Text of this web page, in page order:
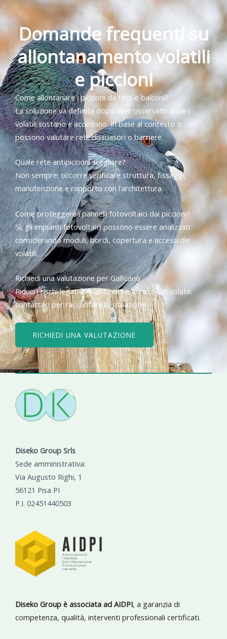
Domande frequenti su
allontanamento volatili
e piccioni
Come allontanare i piccioni da tetti e balconi?
La soluzione va definita dopo aver osservato dove i
volatili sostano e accedono. In base al contesto si
possono valutare reti, dissuasori o barriere.
Quale rete antipiccioni scegliere?
Non sempre: occorre verificare struttura, fissaggi,
manutenzione e rapporto con l’architettura.
Come proteggere i pannelli fotovoltaici dai piccioni?
Sì, gli impianti fotovoltaici possono essere analizzati
considerando moduli, bordi, copertura e accessi dei
volatili.
Richiedi una valutazione per Gallicano
Riduci i rischi legati a guano, nidi e accessi dei volatili:
contattaci per raccontare la situazione.
RICHIEDI UNA VALUTAZIONE
Diseko Group Srls
Sede amministrativa:
Via Augusto Righi, 1
56121 Pisa PI
P.I. 02451440503
Diseko Group è associata ad AIDPI, a garanzia di
competenza, qualità, interventi professionali certificati.